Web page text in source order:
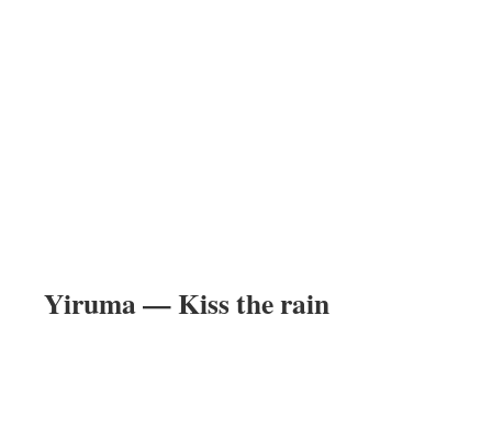
Yiruma — Kiss the rain